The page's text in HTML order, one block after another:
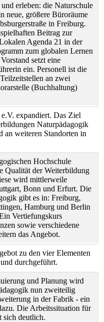
erleben: die Naturschule
neue, größere Büroräume
in Freiburg.
Beitrag zur
Agenda 21 in der
zum globalen Lernen
setzt eine
ein. Personell ist die
an zwei
(Buchhaltung)
expandiert. Das Ziel
Naturpädagogik
an weiteren Standorten in
Hochschule
Qualität der Weiterbildung
wird mittlerweile
Bonn und Erfurt. Die
gibt es in: Freiburg,
Hamburg und Berlin
Vertiefungskurs
sowie verschiedene
das Angebot.
zu den vier Elementen
durchgeführt.
und Planung wird
nun zweiteilig
in der Fabrik - ein
Die Arbeitssituation für
sich deutlich.